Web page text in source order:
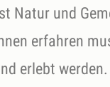
Natur und
erfahren
erlebt